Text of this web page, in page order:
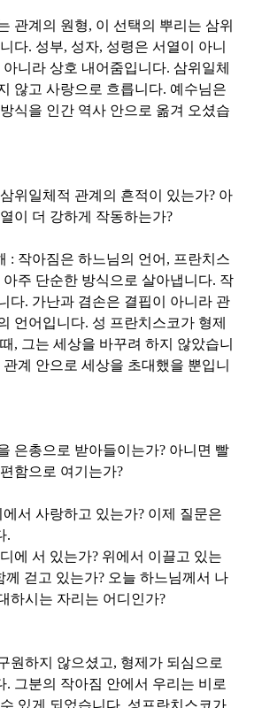
관계의 원형, 이 선택의 뿌리는 삼위
다. 성부, 성자, 성령은 서열이 아니
아니라 상호 내어줌입니다.삼위일체
않고 사랑으로 흐릅니다. 예수님은
식을 인간 역사 안으로 옮겨 오셨습
위일체적 관계의 흔적이 있는가? 아
이 더 강하게 작동하는가?
: 작아짐은 하느님의 언어 , 프란치스
주 단순한 방식으로 살아냅니다. 작
다. 가난과 겸손은 결핍이 아니라 관
언어입니다. 성 프란치스코가 형제
, 그는 세상을 바꾸려 하지 않았습니
계 안으로 세상을 초대했을 뿐입니
은총으로 받아들이는가? 아니면 빨
함으로 여기는가?
에서 사랑하고 있는가? 이제 질문은
.
에 서 있는가? 위에서 이끌고 있는
께 걷고 있는가? 오늘 하느님께서 나
하시는 자리는 어디인가?
원하지 않으셨고, 형제가 되심으로
. 그분의 작아짐 안에서 우리는 비로
있게 되었습니다 성프란치스코가